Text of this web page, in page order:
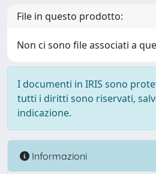
File in questo prodotto:
Non ci sono file associati a
I documenti in IRIS sono
tutti i diritti sono riservati,
indicazione.
Informazioni